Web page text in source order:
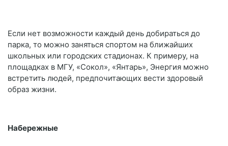
Если нет возможности каждый день добираться до
парка, то можно заняться спортом на ближайших
школьных или городских стадионах. К примеру, на
площадках в МГУ, «Сокол», «Янтарь», Энергия можно
встретить людей, предпочитающих вести здоровый
образ жизни.
Набережные